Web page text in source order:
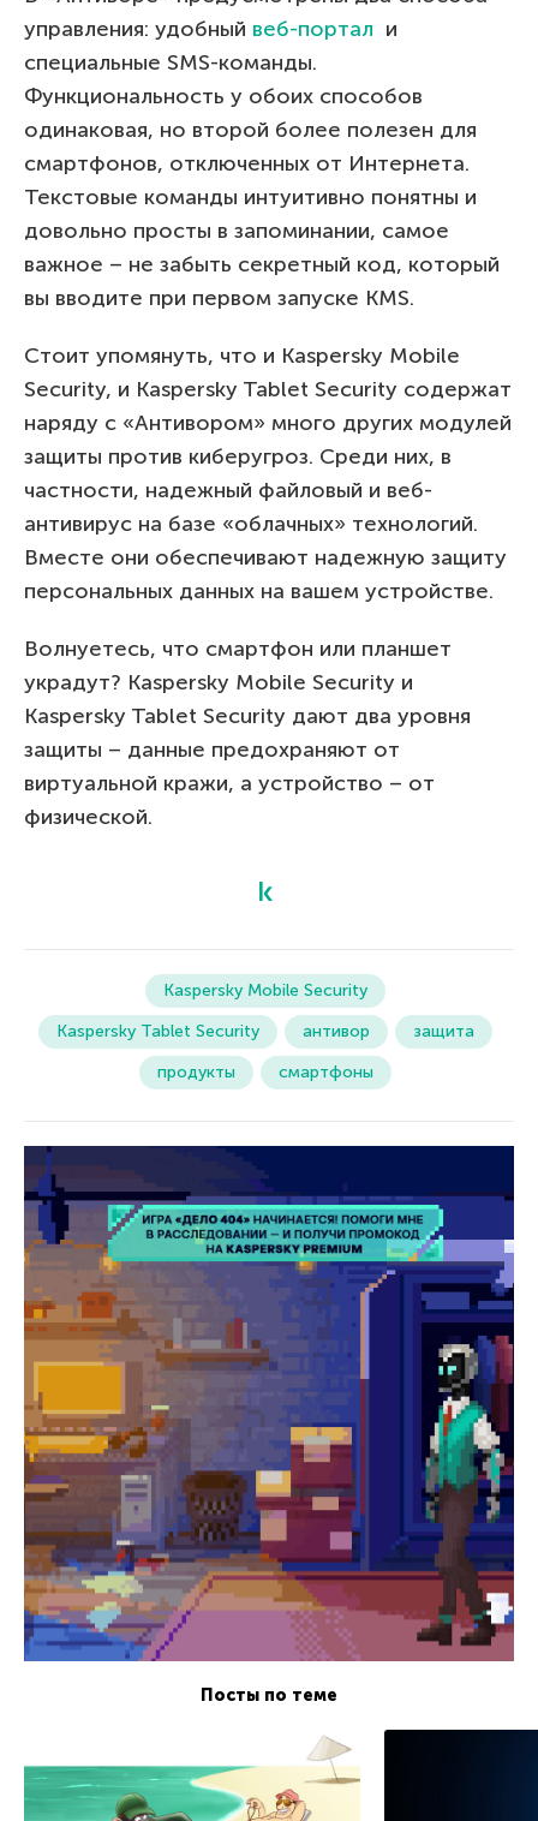
управления: удобный веб-портал и
специальные SMS-команды.
Функциональность у обоих способов
одинаковая, но второй более полезен для
смартфонов, отключенных от Интернета.
Текстовые команды интуитивно понятны и
довольно просты в запоминании, самое
важное – не забыть секретный код, который
вы вводите при первом запуске KMS.
Стоит упомянуть, что и Kaspersky Mobile
Security, и Kaspersky Tablet Security содержат
наряду с «Антивором» много других модулей
защиты против киберугроз. Среди них, в
частности, надежный файловый и веб-
антивирус на базе «облачных» технологий.
Вместе они обеспечивают надежную защиту
персональных данных на вашем устройстве.
Волнуетесь, что смартфон или планшет
украдут? Kaspersky Mobile Security и
Kaspersky Tablet Security дают два уровня
защиты – данные предохраняют от
виртуальной кражи, а устройство – от
физической.
Kaspersky Mobile Security
Kaspersky Tablet Security
антивор
защита
продукты
смартфоны
Посты по теме